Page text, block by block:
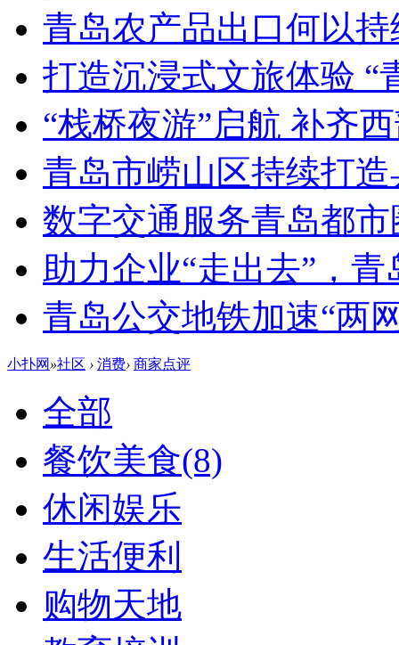
青岛农产品出口何以持
打造沉浸式文旅体验 “
“栈桥夜游”启航 补齐
青岛市崂山区持续打
数字交通服务青岛都
助力企业“走出去”，
青岛公交地铁加速“两
小扑网 »社区 › 消费› 商家点评
全部
餐饮美食(8)
休闲娱乐
生活便利
购物天地